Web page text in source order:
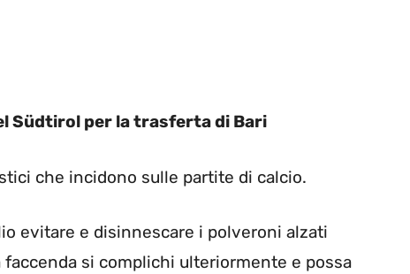
Südtirol per la trasferta di Bari
che incidono sulle partite di calcio.
evitare e disinnescare i polveroni alzati
si complichi ulteriormente e possa